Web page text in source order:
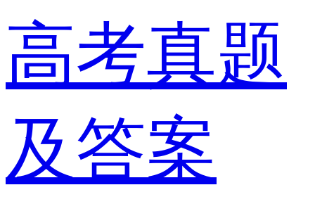
高考真题
及答案